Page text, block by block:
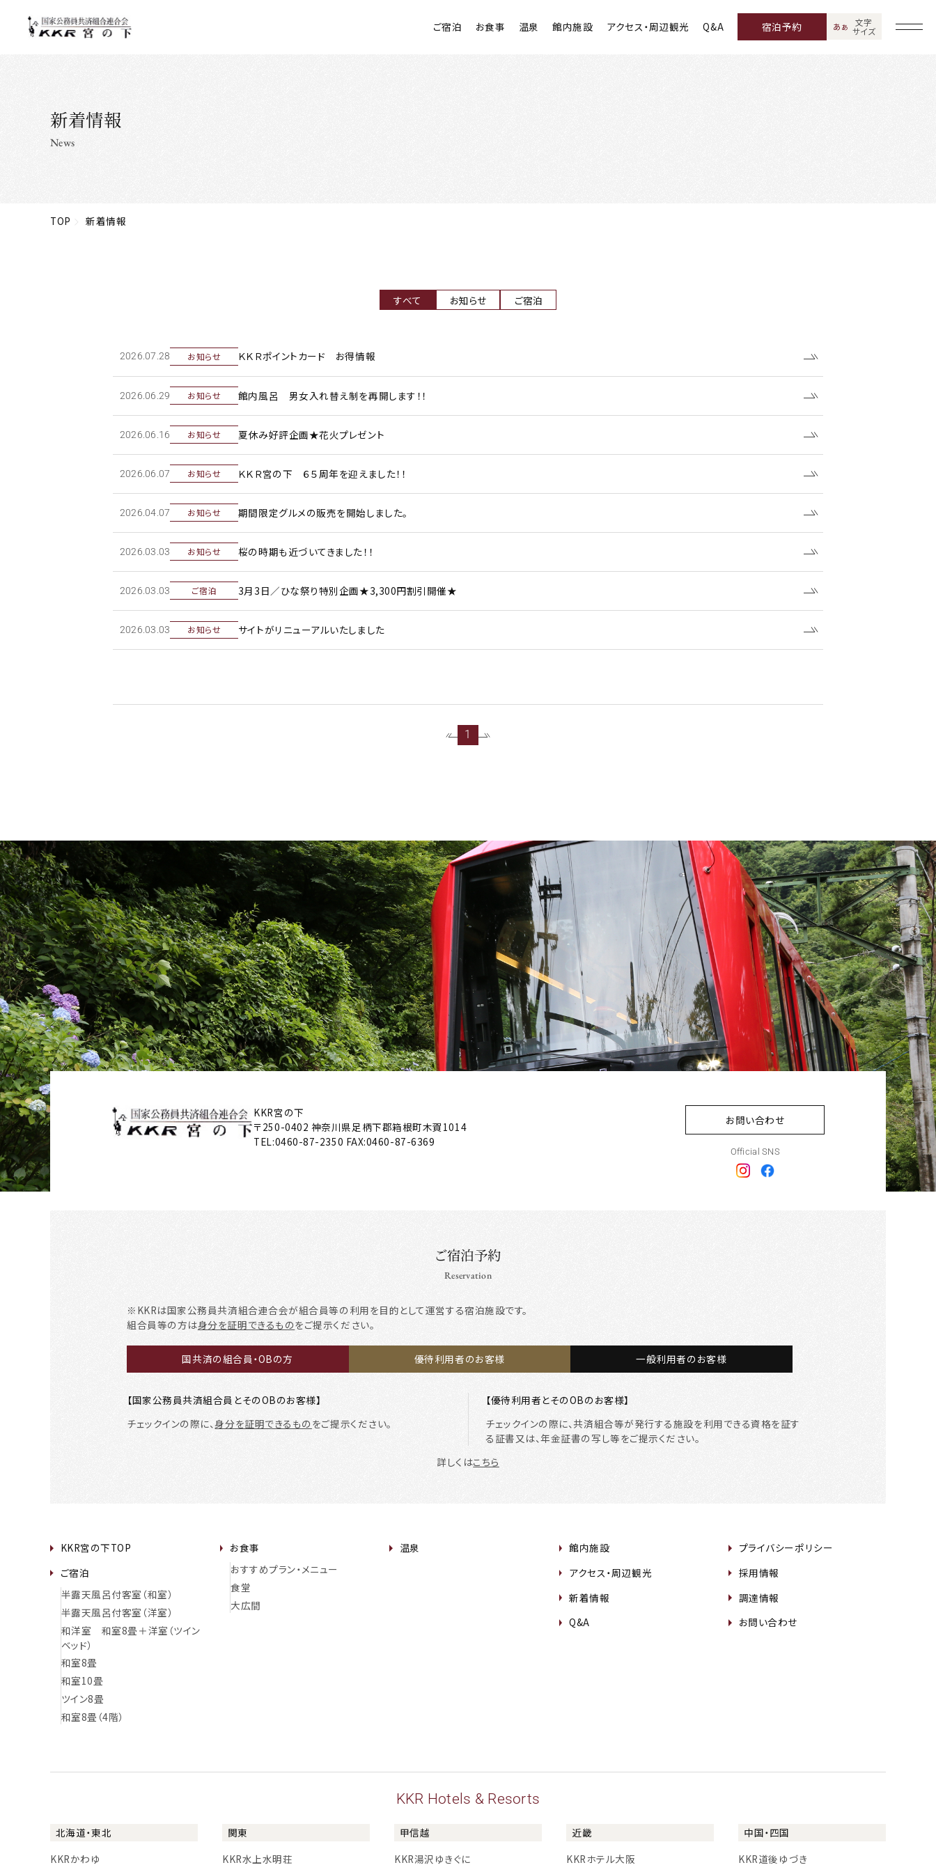
ご宿泊 お食事 温泉 館内施設 アクセス・周辺観光 Q&A 宿泊予約 あ あ 文字
サイズ
新着情報
News
TOP 新着情報
すべて お知らせ ご宿泊
ＫＫＲポイントカード お得情報
2026年.28日 お知らせ
館内風呂 男女入れ替え制を再開します！！
2026年.29日 お知らせ
夏休み好評企画★花火プレゼント
2026年.16日 お知らせ
ＫＫＲ宮の下 ６５周年を迎えました！！
2026年.07日 お知らせ
期間限定グルメの販売を開始しました。
2026年.07日 お知らせ
桜の時期も近づいてきました！！
2026年.03日 お知らせ
3月3日／ひな祭り特別企画★3,300円割引開催★
2026年.03日 ご宿泊
サイトがリニューアルいたしました
2026年.03日 お知らせ
1
KKR宮の下
〒250-0402 神奈川県足柄下郡箱根町木賀1014
TEL:0460-87-2350 FAX:0460-87-6369
お問い合わせ
Official SNS
ご宿泊予約
Reservation
※KKRは国家公務員共済組合連合会が組合員等の利用を目的として運営する宿泊施設です。
組合員等の方は身分を証明できるものをご提示ください。
国共済の組合員・OBの方 優待利用者のお客様 一般利用者のお客様
【国家公務員共済組合員とそのOBのお客様】
チェックインの際に、身分を証明できるものをご提示ください。
【優待利用者とそのOBのお客様】
チェックインの際に、共済組合等が発行する施設を利用できる資格を証す
る証書又は、年金証書の写し等をご提示ください。
詳しくはこちら
KKR宮の下TOP
ご宿泊
半露天風呂付客室（和室）
半露天風呂付客室（洋室）
和洋室 和室8畳＋洋室（ツイン
ベッド）
和室8畳
和室10畳
ツイン8畳
和室8畳（4階）
お食事
おすすめプラン・メニュー
食堂
大広間
温泉
館内施設
アクセス・周辺観光
新着情報
Q&A
プライバシーポリシー
採用情報
調達情報
お問い合わせ
KKR Hotels & Resorts
北海道・東北
KKRかわゆ
関東
KKR水上水明荘
甲信越
KKR湯沢ゆきぐに
近畿
KKRホテル大阪
中国・四国
KKR道後ゆづき